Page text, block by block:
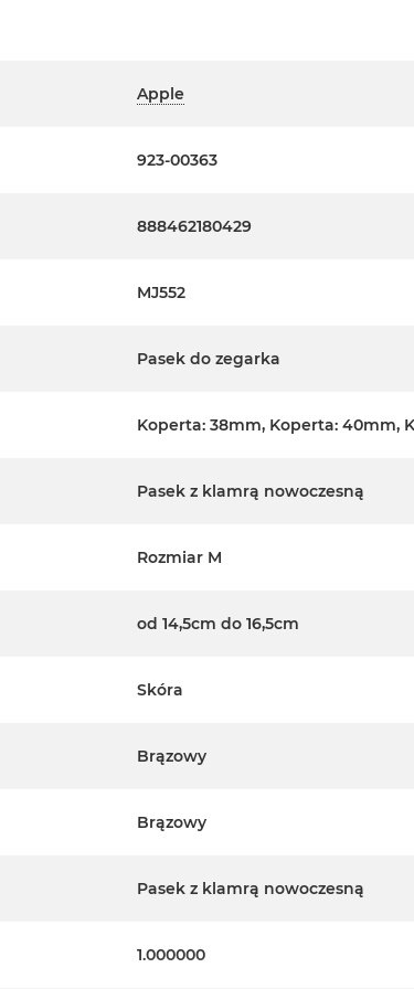
Apple
923-00363
888462180429
MJ552
Pasek do zegarka
Koperta: 38mm, Koperta: 40mm,
Pasek z klamrą nowoczesną
Rozmiar M
od 14,5cm do 16,5cm
Skóra
Brązowy
Brązowy
Pasek z klamrą nowoczesną
1.000000